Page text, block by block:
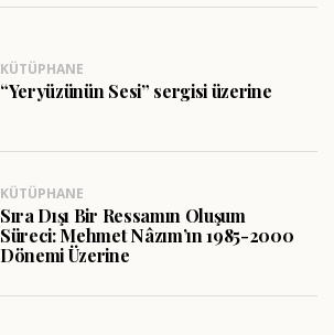
KÜTÜPHANE
“Yeryüzünün Sesi” sergisi üzerine
KÜTÜPHANE
Sıra Dışı Bir Ressamın Oluşum
Süreci: Mehmet Nâzım’ın 1985-2000
Dönemi Üzerine